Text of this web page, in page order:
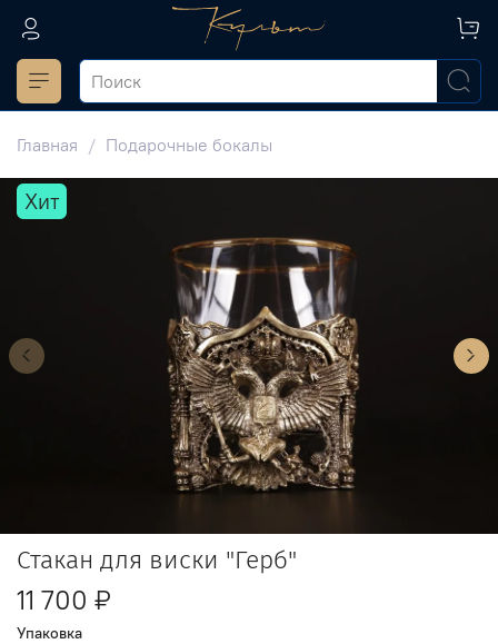
Главная Подарочные бокалы
Хит
Стакан для виски "Герб"
11 700 ₽
Упаковка